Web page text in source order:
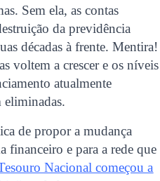
Sem ela, as contas
da previdência
décadas à frente. Mentira!
voltem a crescer e os níveis
atualmente
eliminadas.
de propor a mudança
financeiro e para a rede que
Nacional começou a